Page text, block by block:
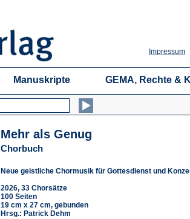
Impressum
Manuskripte GEMA, Rechte &
Mehr als Genug
Chorbuch
Neue geistliche Chormusik für Gottesdienst und
2026, 33 Chorsätze
100 Seiten
19 cm x 27 cm, gebunden
Hrsg.: Patrick Dehm